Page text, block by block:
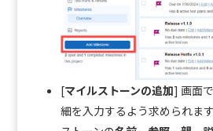
[マイルストーンの追加] 画面
細を入力するよう求められま